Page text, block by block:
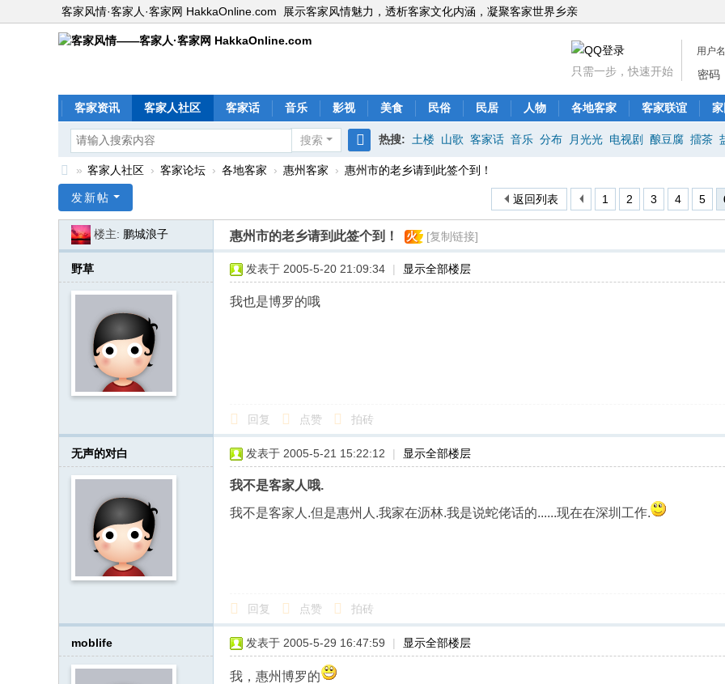
客家风情·客家人·客家网 HakkaOnline.com 展示客家风情魅力，透析客家文化内涵，凝聚客家世界乡亲
用户名
密码
只需一步，快速开始
客家资讯 客家人社区 客家话 音乐 影视 美食 民俗 民居 人物 各地客家 客家联谊 家
搜索
搜
热搜: 土楼 山歌 客家话 音乐 分布 月光光 电视剧 酿豆腐 擂茶
家
» 客家人社区 › 客家论坛 › 各地客家 › 惠州客家 › 惠州市的老乡请到此签个到！
1 2 3 4 5
返回列表
发新帖
楼主: 鹏城浪子 惠州市的老乡请到此签个到！ 火 [复制链接]
野草 发表于 2005-5-20 21:09:34 | 显示全部楼层
我也是博罗的哦
回复 点赞 拍砖
无声的对白 发表于 2005-5-21 15:22:12 | 显示全部楼层
我不是客家人哦.
我不是客家人.但是惠州人.我家在沥林.我是说蛇佬话的......现在在深圳工作.
回复 点赞 拍砖
moblife 发表于 2005-5-29 16:47:59 | 显示全部楼层
我，惠州博罗的